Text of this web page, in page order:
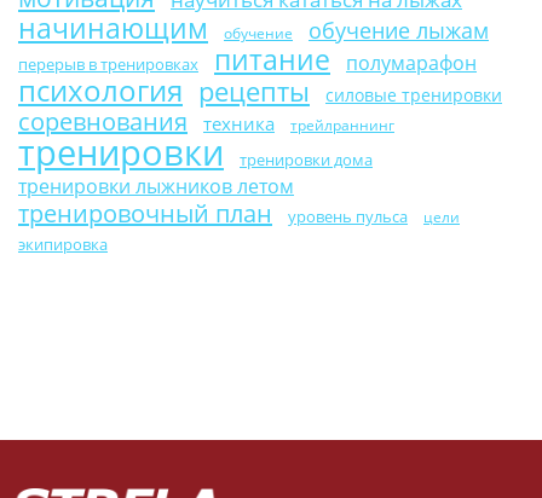
начинающим обучение обучение лыжам
перерыв в тренировках питание полумарафон
психология рецепты силовые тренировки
соревнования техника трейлраннинг
тренировки тренировки дома
тренировки лыжников летом
тренировочный план уровень пульса цели
экипировка